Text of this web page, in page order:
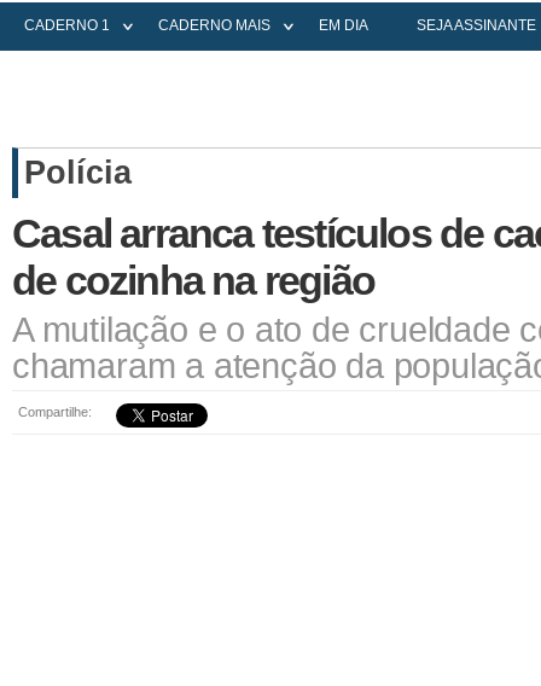
CADERNO 1 CADERNO MAIS EM DIA SEJA ASSINANTE
Polícia
Casal arranca testículos de
de cozinha na região
A mutilação e o ato de crueldade
chamaram a atenção da
Compartilhe: